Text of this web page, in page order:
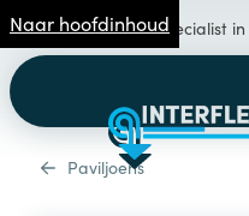
Naar hoofdinhoudSpecialist in
Paviljoens